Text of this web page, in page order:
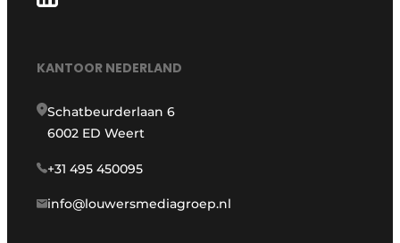
KANTOOR NEDERLAND
Schatbeurderlaan 6
6002 ED Weert
+31 495 450095
info@louwersmediagroep.nl